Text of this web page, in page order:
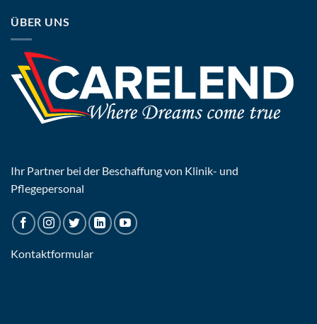
ÜBER UNS
Ihr Partner bei der Beschaffung von Klinik- und
Pflegepersonal
Kontaktformular